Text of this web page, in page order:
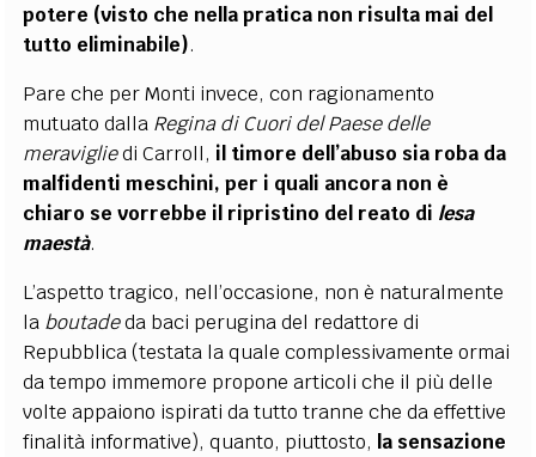
potere (visto che nella pratica non risulta mai del
tutto eliminabile).
Pare che per Monti invece, con ragionamento
mutuato dalla Regina di Cuori del Paese delle
meravigliedi Carroll, il timore dell’abuso sia roba da
malfidenti meschini, per i quali ancora non è
chiaro se vorrebbe il ripristino del reato di lesa
maestà.
L’aspetto tragico, nell’occasione, non è naturalmente
la boutadeda baci perugina del redattore di
Repubblica (testata la quale complessivamente ormai
da tempo immemore propone articoli che il più delle
volte appaiono ispirati da tutto tranne che da effettive
finalità informative), quanto, piuttosto, la sensazione